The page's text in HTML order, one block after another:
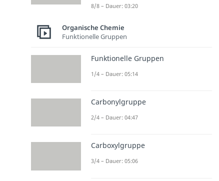
8/8 – Dauer: 03:20
Organische Chemie
Funktionelle Gruppen
Funktionelle Gruppen
1/4 – Dauer: 05:14
Carbonylgruppe
2/4 – Dauer: 04:47
Carboxylgruppe
3/4 – Dauer: 05:06